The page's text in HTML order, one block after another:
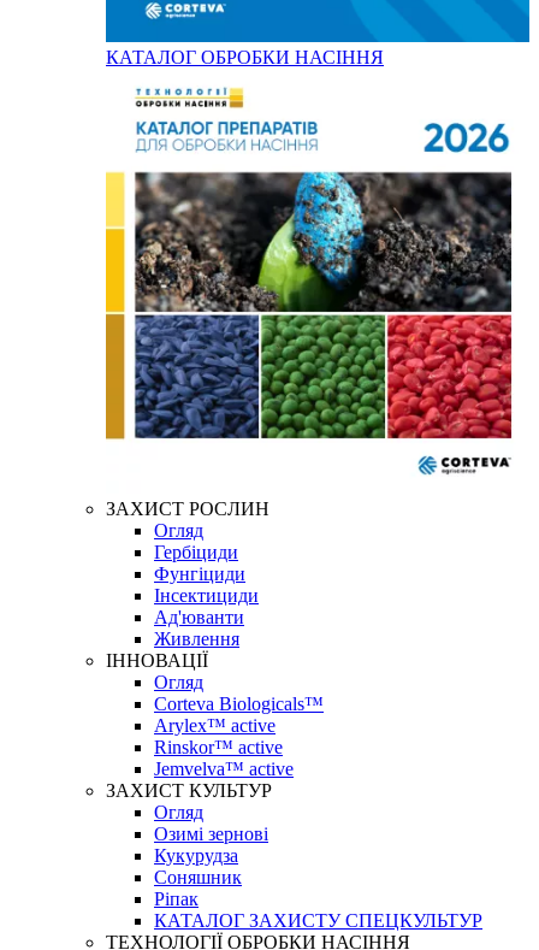
КАТАЛОГ ОБРОБКИ НАСІННЯ
ЗАХИСТ РОСЛИН
Огляд
Гербіциди
Фунгіциди
Інсектициди
Ад'юванти
Живлення
ІННОВАЦІЇ
Огляд
Corteva Biologicals™
Arylex™ active
Rinskor™ active
Jemvelva™ active
ЗАХИСТ КУЛЬТУР
Огляд
Озимі зернові
Кукурудза
Соняшник
Ріпак
КАТАЛОГ ЗАХИСТУ СПЕЦКУЛЬТУР
ТЕХНОЛОГІЇ ОБРОБКИ НАСІННЯ